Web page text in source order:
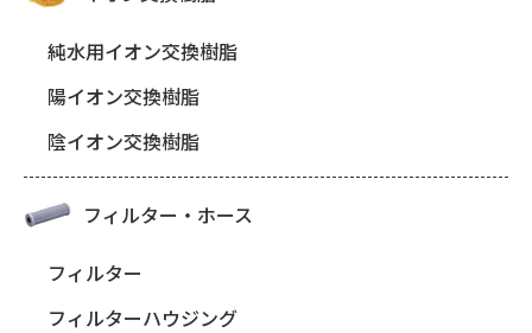
純水用イオン交換樹脂
陽イオン交換樹脂
陰イオン交換樹脂
フィルター・ホース
フィルター
フィルターハウジング